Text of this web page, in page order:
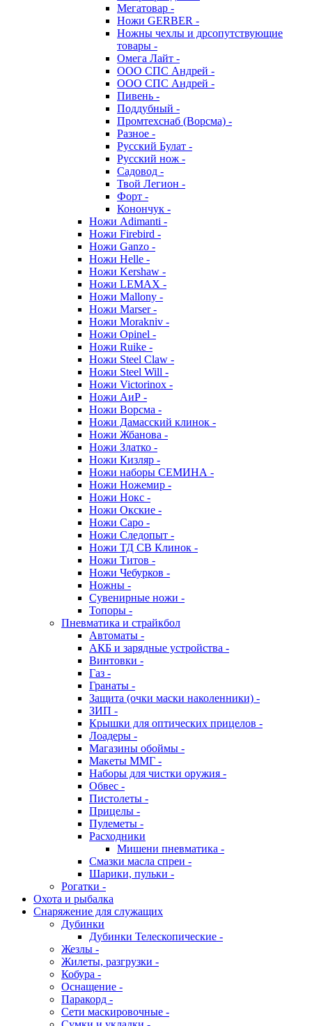
Мегатовар -
Ножи GERBER -
Ножны чехлы и дрсопутствующие
товары -
Омега Лайт -
ООО СПС Андрей -
ООО СПС Андрей -
Пивень -
Поддубный -
Промтехснаб (Ворсма) -
Разное -
Русский Булат -
Русский нож -
Садовод -
Твой Легион -
Форт -
Конончук -
Ножи Adimanti -
Ножи Firebird -
Ножи Ganzo -
Ножи Helle -
Ножи Kershaw -
Ножи LEMAX -
Ножи Mallony -
Ножи Marser -
Ножи Morakniv -
Ножи Opinel -
Ножи Ruike -
Ножи Steel Claw -
Ножи Steel Will -
Ножи Victorinox -
Ножи АиР -
Ножи Ворсма -
Ножи Дамасский клинок -
Ножи Жбанова -
Ножи Златко -
Ножи Кизляр -
Ножи наборы СЕМИНА -
Ножи Ножемир -
Ножи Нокс -
Ножи Окские -
Ножи Саро -
Ножи Следопыт -
Ножи ТД СВ Клинок -
Ножи Титов -
Ножи Чебурков -
Ножны -
Сувенирные ножи -
Топоры -
Пневматика и страйкбол
Автоматы -
АКБ и зарядные устройства -
Винтовки -
Газ -
Гранаты -
Защита (очки маски наколенники) -
ЗИП -
Крышки для оптических прицелов -
Лоадеры -
Магазины обоймы -
Макеты ММГ -
Наборы для чистки оружия -
Обвес -
Пистолеты -
Прицелы -
Пулеметы -
Расходники
Мишени пневматика -
Смазки масла спреи -
Шарики, пульки -
Рогатки -
Охота и рыбалка
Снаряжение для служащих
Дубинки
Дубинки Телескопические -
Жезлы -
Жилеты, разгрузки -
Кобура -
Оснащение -
Паракорд -
Сети маскировочные -